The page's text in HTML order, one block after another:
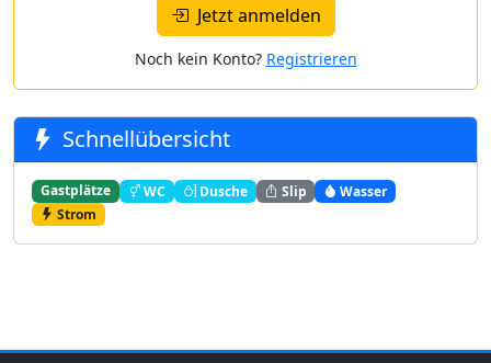
Jetzt anmelden
Noch kein Konto? Registrieren
Schnellübersicht
Gastplätze WC Dusche Slip
Wasser
Strom